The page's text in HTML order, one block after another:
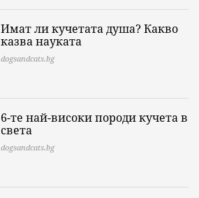
Имат ли кучетата душа? Какво
казва науката
dogsandcats.bg
6-те най-високи породи кучета в
света
dogsandcats.bg